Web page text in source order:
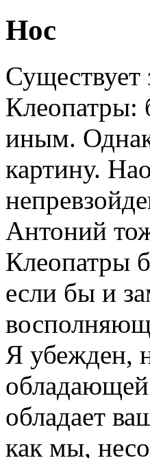
Нос
Существует
Клеопатры:
иным.
картину.
Антоний
Клеопатры
если бы и
Я убежден,
обладающей
обладает
как мы,